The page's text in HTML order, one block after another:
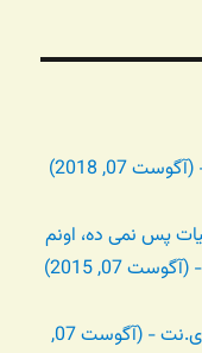
07, 2018)
پس نمی ده، اونم
07, 2015)
بسته لوگوهای جدید برای سایت جادی.نت - (آگوست 07,